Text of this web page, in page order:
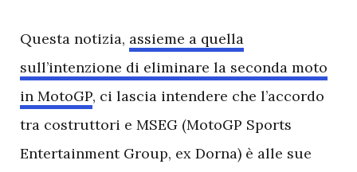
Questa notizia, assieme a quella
sull’intenzione di eliminare la seconda moto
in MotoGP, ci lascia intendere che l’accordo
tra costruttori e MSEG (MotoGP Sports
Entertainment Group, ex Dorna) è alle sue